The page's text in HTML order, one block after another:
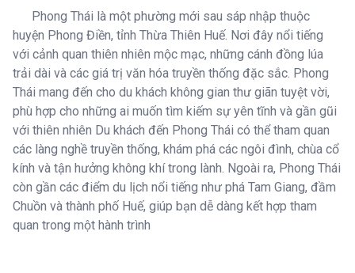
Phong Thái là một phường mới sau sáp nhập thuộc
huyện Phong Điền, tỉnh Thừa Thiên Huế. Nơi đây nổi tiếng
với cảnh quan thiên nhiên mộc mạc, những cánh đồng lúa
trải dài và các giá trị văn hóa truyền thống đặc sắc. Phong
Thái mang đến cho du khách không gian thư giãn tuyệt vời,
phù hợp cho những ai muốn tìm kiếm sự yên tĩnh và gần gũi
với thiên nhiên Du khách đến Phong Thái có thể tham quan
các làng nghề truyền thống, khám phá các ngôi đình, chùa cổ
kính và tận hưởng không khí trong lành. Ngoài ra, Phong Thái
còn gần các điểm du lịch nổi tiếng như phá Tam Giang, đầm
Chuồn và thành phố Huế, giúp bạn dễ dàng kết hợp tham
quan trong một hành trình